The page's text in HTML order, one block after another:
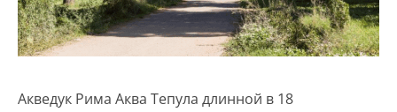
Акведук Рима Аква Тепула длинной в 18